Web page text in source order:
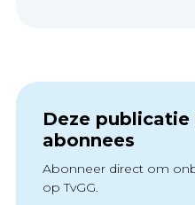
Deze
abonnees
Abonneer direct om
op TvGG.